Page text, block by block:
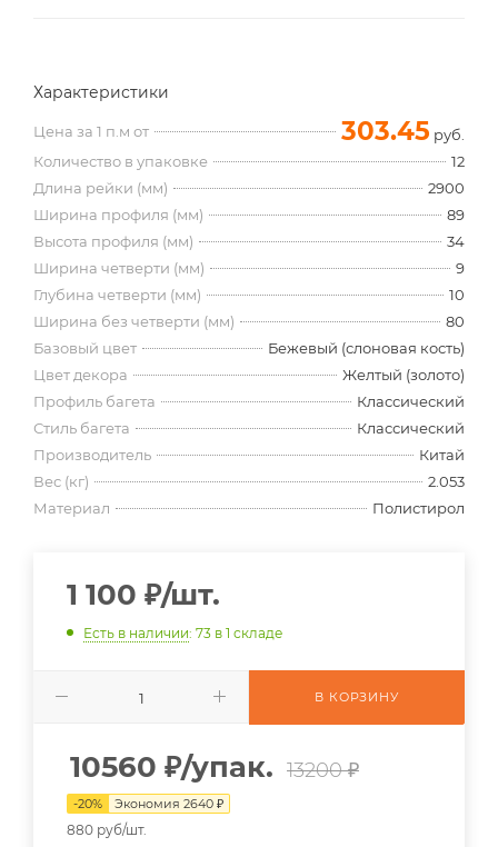
Характеристики
Цена за 1 п.м от 303.45 руб.
Количество в упаковке
12
Длина рейки (мм)
2900
Ширина профиля (мм)
89
Высота профиля (мм)
34
Ширина четверти (мм)
9
Глубина четверти (мм)
10
Ширина без четверти (мм)
80
Базовый цвет
Бежевый (слоновая кость)
Цвет декора
Желтый (золото)
Профиль багета
Классический
Стиль багета
Классический
Производитель
Китай
Вес (кг)
2.053
Материал
Полистирол
1 100 ₽/шт.
Есть в наличии: 73 в 1 складе
В КОРЗИНУ
10560 ₽/упак. 13200 ₽
-20% Экономия 2640 ₽
880 руб/шт.